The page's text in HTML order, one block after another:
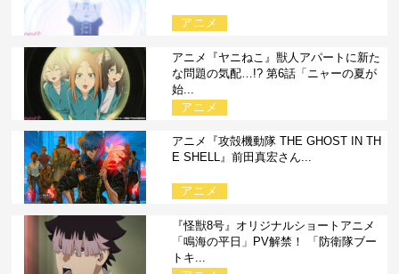
アニメ
アニメ『ヤニねこ』獣人アパートに新た
な問題の気配…!? 第6話「ニャーの夏が
始...
アニメ
アニメ『攻殻機動隊 THE GHOST IN TH
E SHELL』前田真宏さん...
アニメ
『怪獣8号』オリジナルショートアニメ
「鳴海の平日」PV解禁！ 「防衛隊ブー
トキ...